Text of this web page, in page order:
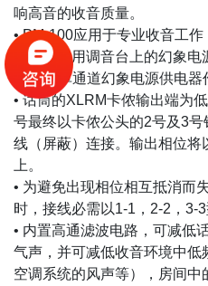
响高音的收音质量。
• PM-100应用于专业收音工
电，可使用调音台上的幻象
48V1S单通道幻象电源供电器
• 话筒的XLRM卡侬输出端为
号最终以卡侬公头的2号及3
线（屏蔽）连接。输出相位将
上。
• 为避免出现相位相互抵消而
时，接线必需以1-1，2-2，3-3
• 内置高通滤波电路，可减低
气声，并可减低收音环境中低
空调系统的风声等），房间中